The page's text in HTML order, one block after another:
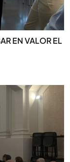
EN VALOR EL